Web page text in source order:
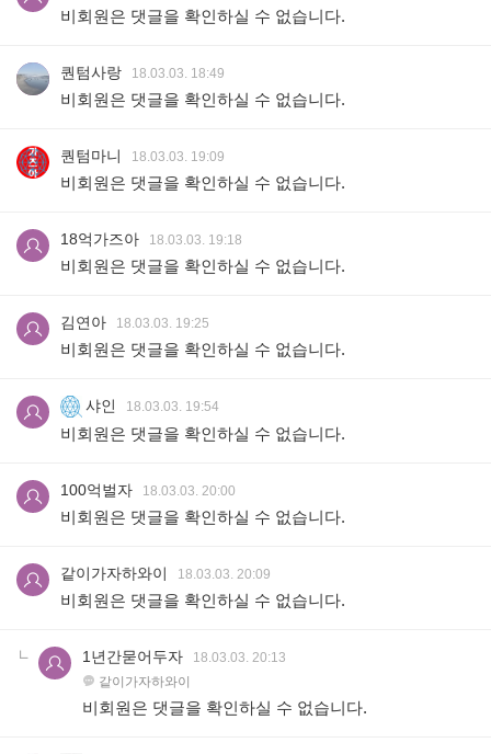
비회원은 댓글을 확인하실 수 없습니다.
퀀텀사랑 18.03.03. 18:49
비회원은 댓글을 확인하실 수 없습니다.
퀀텀마니 18.03.03. 19:09
비회원은 댓글을 확인하실 수 없습니다.
18억가즈아 18.03.03. 19:18
비회원은 댓글을 확인하실 수 없습니다.
김연아 18.03.03. 19:25
비회원은 댓글을 확인하실 수 없습니다.
샤인 18.03.03. 19:54
비회원은 댓글을 확인하실 수 없습니다.
100억벌자 18.03.03. 20:00
비회원은 댓글을 확인하실 수 없습니다.
같이가자하와이 18.03.03. 20:09
비회원은 댓글을 확인하실 수 없습니다.
1년간묻어두자
18.03.03. 20:13
같이가자하와이
비회원은 댓글을 확인하실 수 없습니다.